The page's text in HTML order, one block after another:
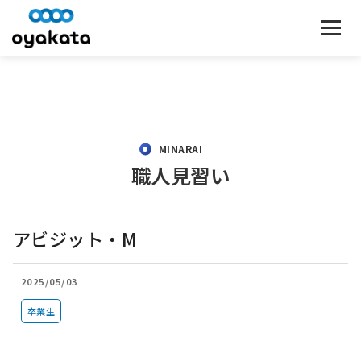
MINARAI
職人見習い
アビジット・M
2025/05/03
卒業生